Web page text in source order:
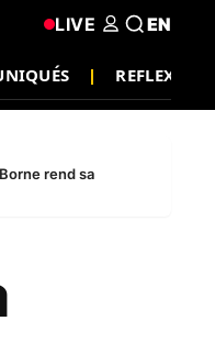
REFLEXION
LIVE EN
rend sa